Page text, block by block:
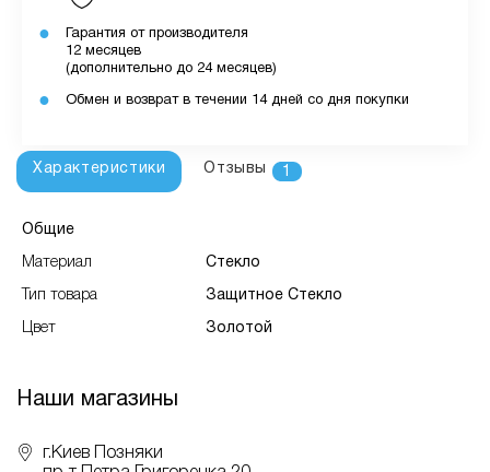
Гарантия от производителя
12 месяцев
(дополнительно до 24 месяцев)
Обмен и возврат в течении 14 дней со дня покупки
Характеристики Отзывы 1
Общие
Материал Стекло
Тип товара Защитное Стекло
Цвет Золотой
Наши магазины
г.Киев Позняки